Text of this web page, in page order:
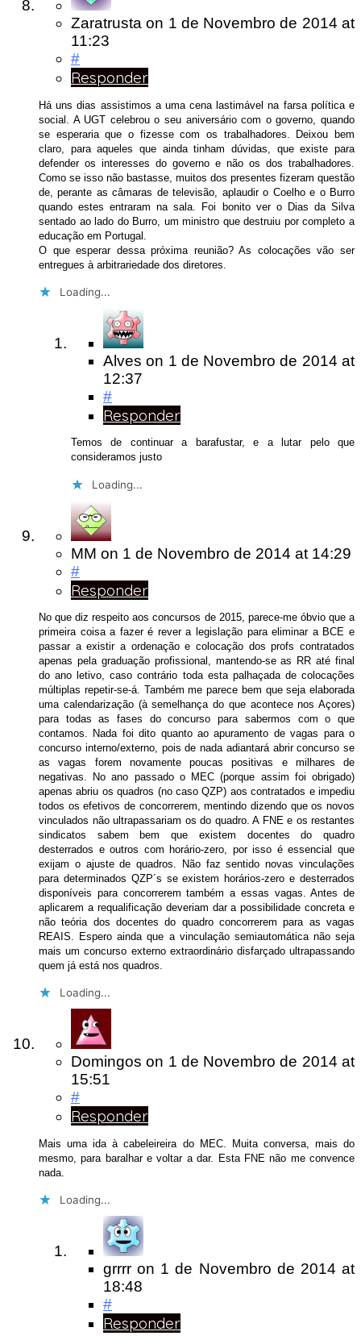
Zaratrusta on 1 de Novembro de 2014at
11:23
#
Responder
Há uns dias assistimos a uma cena lastimável na farsa política e
social. A UGT celebrou o seu aniversário com o governo, quando
se esperaria que o fizesse com os trabalhadores. Deixou bem
claro, para aqueles que ainda tinham dúvidas, que existe para
defender os interesses do governo e não os dos trabalhadores.
Como se isso não bastasse, muitos dos presentes fizeram questão
de, perante as câmaras de televisão, aplaudir o Coelho e o Burro
quando estes entraram na sala. Foi bonito ver o Dias da Silva
sentado ao lado do Burro, um ministro que destruiu por completo a
educação em Portugal.
O que esperar dessa próxima reunião? As colocações vão ser
entregues à arbitrariedade dos diretores.
Loading...
Alves on 1 de Novembro de 2014at
12:37
#
Responder
Temos de continuar a barafustar, e a lutar pelo que
consideramos justo
Loading...
MM on 1 de Novembro de 2014 at 14:29
#
Responder
No que diz respeito aos concursos de 2015, parece-me óbvio que a
primeira coisa a fazer é rever a legislação para eliminar a BCE e
passar a existir a ordenação e colocação dos profs contratados
apenas pela graduação profissional, mantendo-se as RR até final
do ano letivo, caso contrário toda esta palhaçada de colocações
múltiplas repetir-se-á. Também me parece bem que seja elaborada
uma calendarização (à semelhança do que acontece nos Açores)
para todas as fases do concurso para sabermos com o que
contamos. Nada foi dito quanto ao apuramento de vagas para o
concurso interno/externo, pois de nada adiantará abrir concurso se
as vagas forem novamente poucas positivas e milhares de
negativas. No ano passado o MEC (porque assim foi obrigado)
apenas abriu os quadros (no caso QZP) aos contratados e impediu
todos os efetivos de concorrerem, mentindo dizendo que os novos
vinculados não ultrapassariam os do quadro. A FNE e os restantes
sindicatos sabem bem que existem docentes do quadro
desterrados e outros com horário-zero, por isso é essencial que
exijam o ajuste de quadros. Não faz sentido novas vinculações
para determinados QZP´s se existem horários-zero e desterrados
disponíveis para concorrerem também a essas vagas. Antes de
aplicarem a requalificação deveriam dar a possibilidade concreta e
não teória dos docentes do quadro concorrerem para as vagas
REAIS. Espero ainda que a vinculação semiautomática não seja
mais um concurso externo extraordinário disfarçado ultrapassando
quem já está nos quadros.
Loading...
Domingos on 1 de Novembro de 2014at
15:51
#
Responder
Mais uma ida à cabeleireira do MEC. Muita conversa, mais do
mesmo, para baralhar e voltar a dar. Esta FNE não me convence
nada.
Loading...
grrrr on 1 de Novembro de 2014at
18:48
#
Responder